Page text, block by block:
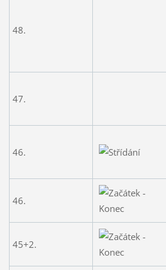
48.
47.
46.
46.
45+2.